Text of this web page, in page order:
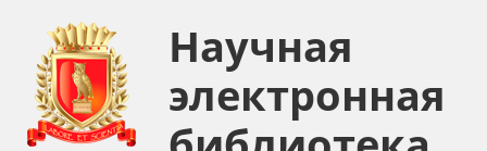
Научная
электронная